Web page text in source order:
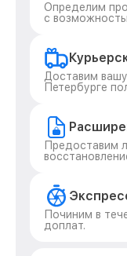
Определим
с
Доставим
Петербурге
Предоставим
Починим в
доплат.